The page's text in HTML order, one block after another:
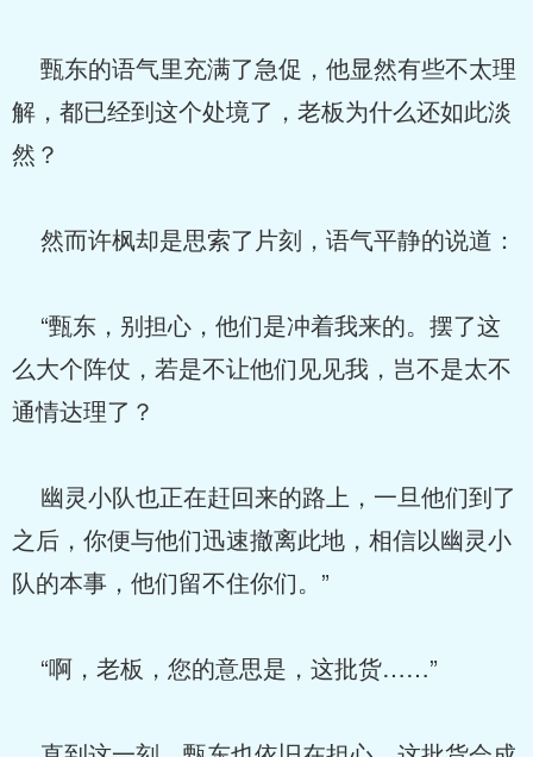
甄东的语气里充满了急促，他显然有些不太理
解，都已经到这个处境了，老板为什么还如此淡
然？
然而许枫却是思索了片刻，语气平静的说道：
“甄东，别担心，他们是冲着我来的。摆了这
么大个阵仗，若是不让他们见见我，岂不是太不
通情达理了？
幽灵小队也正在赶回来的路上，一旦他们到了
之后，你便与他们迅速撤离此地，相信以幽灵小
队的本事，他们留不住你们。”
“啊，老板，您的意思是，这批货……”